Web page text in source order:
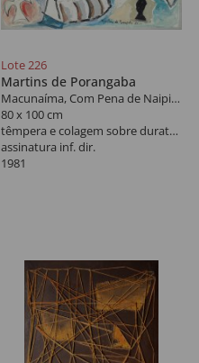
Lote 226
Martins de Porangaba
Macunaíma, Com Pena de Naipi Enfrenta a Boiúna
80 x 100 cm
têmpera e colagem sobre duratex
assinatura inf. dir.
1981